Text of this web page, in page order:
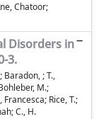
Chatoor;
Disorders in
3.
Baradon, ; T.,
M.;
Rice, T.;
C., H.